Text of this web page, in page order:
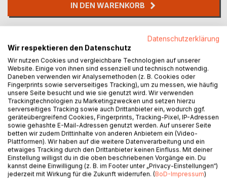
IN DEN WARENKORB
Titel bewerten
BESCHREIBUNG
Don Juan ist eine romantische Künstlernovelle von E. T. A.
Hoffmann, die am 31. März 1813 in der "Allgemeinen
musikalischen Zeitung" in Leipzig vorabgedruckt wurde
Datenschutzerklärung
Wir respektieren den Datenschutz
Wir nutzen Cookies und vergleichbare Technologien auf unserer
Website. Einige von ihnen sind essenziell und technisch notwendig.
Daneben verwenden wir Analysemethoden (z. B. Cookies oder
Fingerprints sowie serverseitiges Tracking), um zu messen, wie häufig
unsere Seite besucht und wie sie genutzt wird. Wir verwenden
Trackingtechnologien zu Marketingzwecken und setzen hierzu
serverseitiges Tracking sowie auch Drittanbieter ein, wodurch ggf.
geräteübergreifend Cookies, Fingerprints, Tracking-Pixel, IP-Adressen
sowie gehashte E-Mail-Adressen genutzt werden. Auf unserer Seite
betten wir zudem Drittinhalte von anderen Anbietern ein (Video-
Plattformen). Wir haben auf die weitere Datenverarbeitung und ein
etwaiges Tracking durch den Drittanbieter keinen Einfluss. Mit deiner
Einstellung willigst du in die oben beschriebenen Vorgänge ein. Du
kannst deine Einwilligung (z. B. im Footer unter „Privacy-Einstellungen“)
jederzeit mit Wirkung für die Zukunft widerrufen. (BoD-Impressum)